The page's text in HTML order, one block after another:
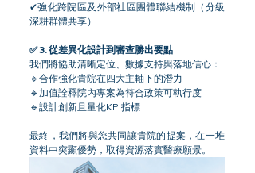
✔強化跨院區及外部社區團體聯結機制（分級
深耕群體共享）
✅ 3. 從差異化設計到審查勝出要點
我們將協助清晰定位、數據支持與落地信心：
🔹合作強化貴院在四大主軸下的潛力
🔹加值詮釋院內專案為符合政策可執行度
🔹設計創新且量化KPI指標
最終，我們將與您共同讓貴院的提案，在一堆
資料中突顯優勢，取得資源落實醫療願景。